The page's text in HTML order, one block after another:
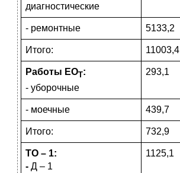
диагностические
- ремонтные 5133,2
Итого: 11003,4
Работы ЕОТ:
- уборочные
293,1
- моечные 439,7
Итого: 732,9
ТО – 1:
- Д – 1
1125,1